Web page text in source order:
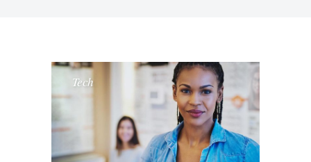
Tech